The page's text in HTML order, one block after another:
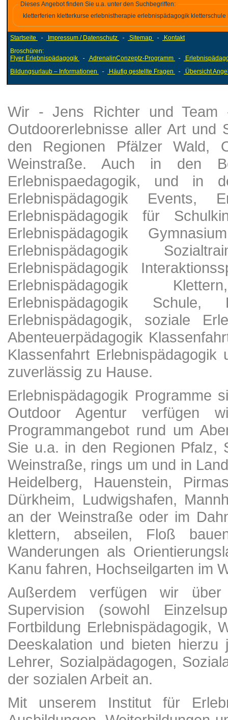
Dieses Angebot finden Sie u.a. unter den Suchbegriffen:
kletterferien kletterkurse erlebnistherapie erlebnispädagogik
Startseite - Impressum / Datenschutz - Sitemap -
Kontakt
Broschüren:
Flyer Erlebnispädagogik
- AdrenalinConzeptz-Programm -
Bildungsurlaub – Informationen
- Häufig gestellte Fragen - Übersicht
Wir - Jens Richter und
Outdoorerlebnisse aller Art und
den Regionen Pfälzer Wald,
Weinstraße. Auch in den
Erlebnispaedagogik, und in
Erlebnispädagogik Events,
Erlebnispädagogik für
Erlebnispädagogik
Erlebnispädagogik
Erlebnispädagogik
Erlebnispädagogik
Erlebnispädagogik Schule,
Erlebnispädagogik, soziale
Abenteuerpädagogik
Klassenfahrt
zuverlässig zu Hause.
Erlebnispädagogik Programme
Outdoor Agentur verfügen
Programmangebot rund um
Sie u.a. in den Regionen Pfalz,
Weinstraße, rings um und in
Heidelberg, Hauenstein,
Dürkheim, Ludwigshafen,
an der Weinstraße oder im
klettern, abseilen, Floß
Wanderungen als
Kanu fahren, Hochseilgarten im
Außerdem verfügen wir
Supervision (sowohl
Fortbildung Erlebnispädagogik,
Deeskalation und bieten
Lehrer, Sozialpädagogen,
der sozialen Arbeit an.
Mit unserem Institut für